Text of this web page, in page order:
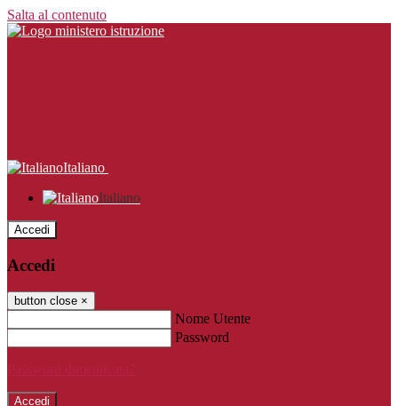
Salta al contenuto
Italiano
Italiano
Accedi
Accedi
button close ×
Nome Utente
Password
Password dimenticata?